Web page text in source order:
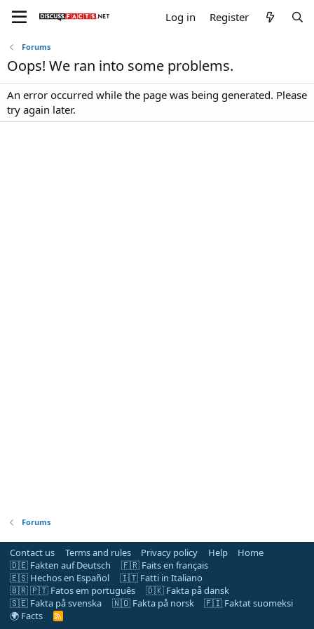
Log in Register
Forums
Oops! We ran into some problems.
An error occurred while the page was being generated. Please
try again later.
Forums
Contact us Terms and rules Privacy policy Help
Home
🇩🇪 Fakten auf Deutsch
🇫🇷 Faits en français
🇪🇸 Hechos en Español
🇮🇹 Fatti in Italiano
🇧🇷 🇵🇹 Fatos em português
🇩🇰 Fakta på dansk
🇸🇪 Fakta på svenska
🇳🇴 Fakta på norsk
🇫🇮 Faktat suomeksi
🌍 Facts
R